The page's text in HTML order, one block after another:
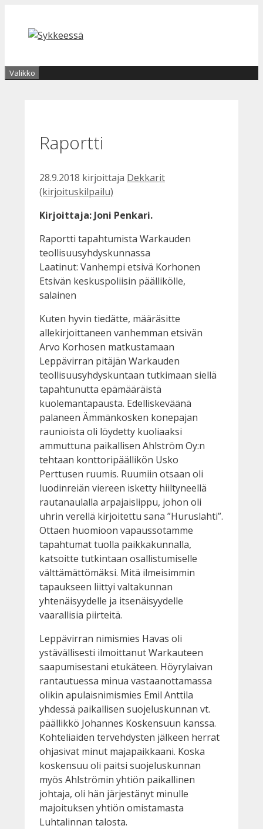
sisältöön
Valikko
Raportti
28.9.2018 kirjoittaja Dekkarit
(kirjoituskilpailu)
Kirjoittaja: Joni Penkari.
Raportti tapahtumista Warkauden
teollisuusyhdyskunnassa
Laatinut: Vanhempi etsivä Korhonen
Etsivän keskuspoliisin päällikölle,
salainen
Kuten hyvin tiedätte, määräsitte
allekirjoittaneen vanhemman etsivän
Arvo Korhosen matkustamaan
Leppävirran pitäjän Warkauden
teollisuusyhdyskuntaan tutkimaan siellä
tapahtunutta epämääräistä
kuolemantapausta. Edelliskeväänä
palaneen Ämmänkosken konepajan
raunioista oli löydetty kuoliaaksi
ammuttuna paikallisen Ahlström Oy:n
tehtaan konttoripäällikön Usko
Perttusen ruumis. Ruumiin otsaan oli
luodinreiän viereen isketty hiiltyneellä
rautanaulalla arpajaislippu, johon oli
uhrin verellä kirjoitettu sana ”Huruslahti”.
Ottaen huomioon vapaussotamme
tapahtumat tuolla paikkakunnalla,
katsoitte tutkintaan osallistumiselle
välttämättömäksi. Mitä ilmeisimmin
tapaukseen liittyi valtakunnan
yhtenäisyydelle ja itsenäisyydelle
vaarallisia piirteitä.
Leppävirran nimismies Havas oli
ystävällisesti ilmoittanut Warkauteen
saapumisestani etukäteen. Höyrylaivan
rantautuessa minua vastaanottamassa
olikin apulaisnimismies Emil Anttila
yhdessä paikallisen suojeluskunnan vt.
päällikkö Johannes Koskensuun kanssa.
Kohteliaiden tervehdysten jälkeen herrat
ohjasivat minut majapaikkaani. Koska
koskensuu oli paitsi suojeluskunnan
myös Ahlströmin yhtiön paikallinen
johtaja, oli hän järjestänyt minulle
majoituksen yhtiön omistamasta
Luhtalinnan talosta.